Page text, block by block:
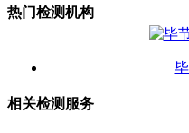
热门检测机构
相关检测服务